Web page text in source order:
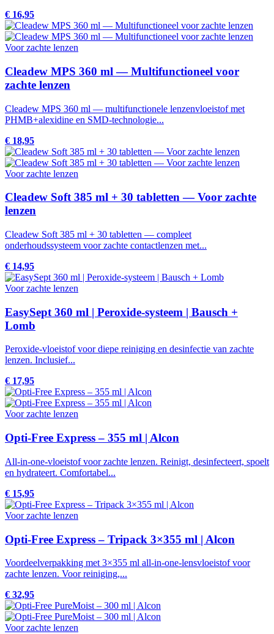
€ 16,95
Voor zachte lenzen
Cleadew MPS 360 ml — Multifunctioneel voor
zachte lenzen
Cleadew MPS 360 ml — multifunctionele lenzenvloeistof met
PHMB+alexidine en SMD-technologie...
€ 18,95
Voor zachte lenzen
Cleadew Soft 385 ml + 30 tabletten — Voor zachte
lenzen
Cleadew Soft 385 ml + 30 tabletten — compleet
onderhoudssysteem voor zachte contactlenzen met...
€ 14,95
Voor zachte lenzen
EasySept 360 ml | Peroxide-systeem | Bausch +
Lomb
Peroxide-vloeistof voor diepe reiniging en desinfectie van zachte
lenzen. Inclusief...
€ 17,95
Voor zachte lenzen
Opti-Free Express – 355 ml | Alcon
All-in-one-vloeistof voor zachte lenzen. Reinigt, desinfecteert, spoelt
en hydrateert. Comfortabel...
€ 15,95
Voor zachte lenzen
Opti-Free Express – Tripack 3×355 ml | Alcon
Voordeelverpakking met 3×355 ml all-in-one-lensvloeistof voor
zachte lenzen. Voor reiniging,...
€ 32,95
Voor zachte lenzen